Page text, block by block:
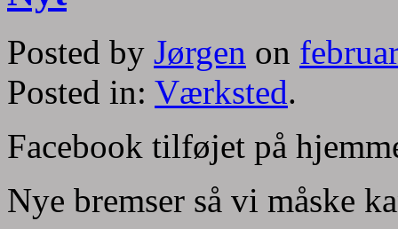
Posted by Jørgen on
Posted in: Værksted.
Facebook tilføjet på
Nye bremser så vi måske